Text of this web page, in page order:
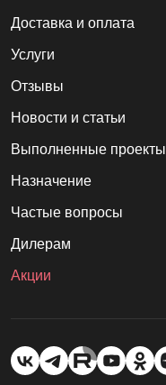
Доставка и оплата
Услуги
Отзывы
Новости и статьи
Выполненные проекты
Назначение
Частые вопросы
Дилерам
Акции